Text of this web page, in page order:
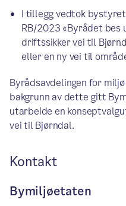
I tillegg vedtok
RB/2023 «Byrådet bes
driftssikker vei til
eller en ny vei til
Byrådsavdelingen for
bakgrunn av dette gitt
utarbeide en
vei til Bjørndal.
Kontakt
Bymiljøetaten